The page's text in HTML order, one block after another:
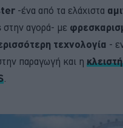
-ένα από τα ελάχιστα
στην αγορά- με
τεχνολογία -
παραγωγή και η